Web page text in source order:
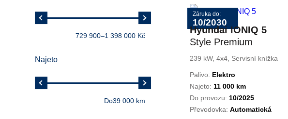
729 900–1 398 000 Kč
Najeto
Do39 000 km
Záruka do:
10/2030
Hyundai IONIQ 5
Style Premium
Technology
239 kW, 4x4, Servisní knížka
Palivo: Elektro
Najeto: 11 000 km
Do provozu: 10/2025
Převodovka: Automatická